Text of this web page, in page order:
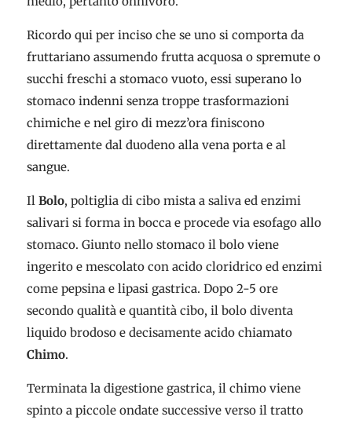
Ricordo qui per inciso che se uno si comporta da
fruttariano assumendo frutta acquosa o spremute o
succhi freschi a stomaco vuoto, essi superano lo
stomaco indenni senza troppe trasformazioni
chimiche e nel giro di mezz’ora finiscono
direttamente dal duodeno alla vena porta e al
sangue.
Il Bolo, poltiglia di cibo mista a saliva ed enzimi
salivari si forma in bocca e procede via esofago allo
stomaco. Giunto nello stomaco il bolo viene
ingerito e mescolato con acido cloridrico ed enzimi
come pepsina e lipasi gastrica. Dopo 2-5 ore
secondo qualità e quantità cibo, il bolo diventa
liquido brodoso e decisamente acido chiamato
Chimo.
Terminata la digestione gastrica, il chimo viene
spinto a piccole ondate successive verso il tratto